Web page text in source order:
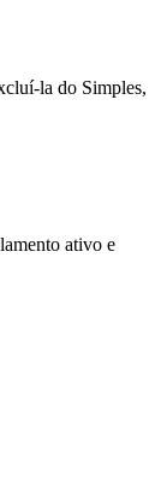
la do Simples,
ativo e